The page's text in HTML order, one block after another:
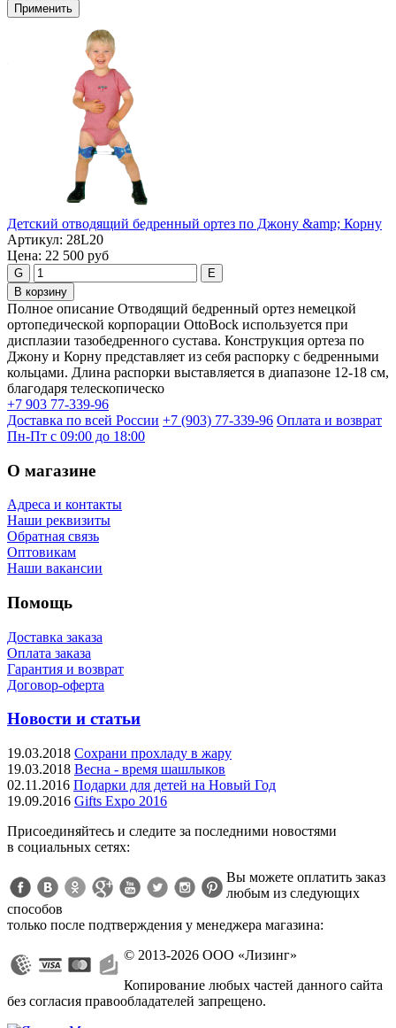
Применить
Детский отводящий бедренный ортез по Джону &amp; Корну
Артикул: 28L20
Цена: 22 500 руб
G
E
В корзину
Полное описание Отводящий бедренный ортез немецкой
ортопедической корпорации OttoBock используется при
дисплазии тазобедренного сустава. Конструкция ортеза по
Джону и Корну представляет из себя распорку с бедренными
кольцами. Длина распорки выставляется в диапазоне 12-18 см,
благодаря телескопическо
+7 903 77-339-96
Доставка по всей России +7 (903) 77-339-96 Оплата и возврат
Пн-Пт с 09:00 до 18:00
О магазине
Адреса и контакты
Наши реквизиты
Обратная связь
Оптовикам
Наши вакансии
Помощь
Доставка заказа
Оплата заказа
Гарантия и возврат
Договор-оферта
Новости и статьи
19.03.2018 Сохрани прохладу в жару
19.03.2018 Весна - время шашлыков
02.11.2016 Подарки для детей на Новый Год
19.09.2016 Gifts Expo 2016
Присоединяйтесь и следите за последними новостями
в социальных сетях:
Вы можете оплатить заказ
любым из следующих
способов
только после подтверждения у менеджера магазина:
© 2013-2026 ООО «Лизинг»
Копирование любых частей данного сайта
без согласия правообладателей запрещено.